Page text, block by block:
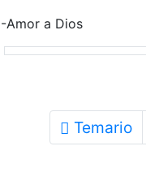
-Amor a Dios
Temario